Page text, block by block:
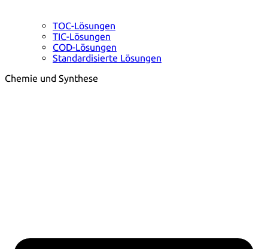
TOC-Lösungen
TIC-Lösungen
COD-Lösungen
Standardisierte Lösungen
Chemie und Synthese